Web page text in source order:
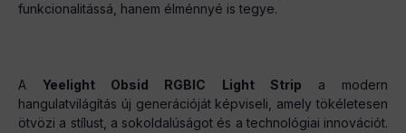
funkcionalitássá, hanem élménnyé is tegye.
AYeelight Obsid RGBIC Light Strip a modern
hangulatvilágítás új generációját képviseli, amely tökéletesen
ötvözi a stílust, a sokoldalúságot és a technológiai innovációt.